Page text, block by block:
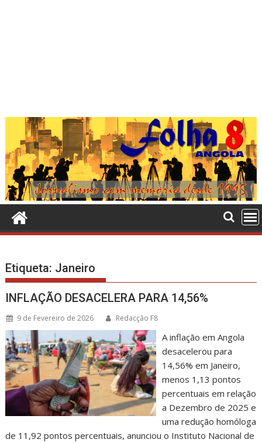
Etiqueta: Janeiro
INFLAÇÃO DESACELERA PARA 14,56%
9 de Fevereiro de 2026 Redacção F8
A inflação em Angola
desacelerou para
14,56% em Janeiro,
menos 1,13 pontos
percentuais em relação
a Dezembro de 2025 e
uma redução homóloga
de 11,92 pontos percentuais, anunciou o Instituto Nacional de